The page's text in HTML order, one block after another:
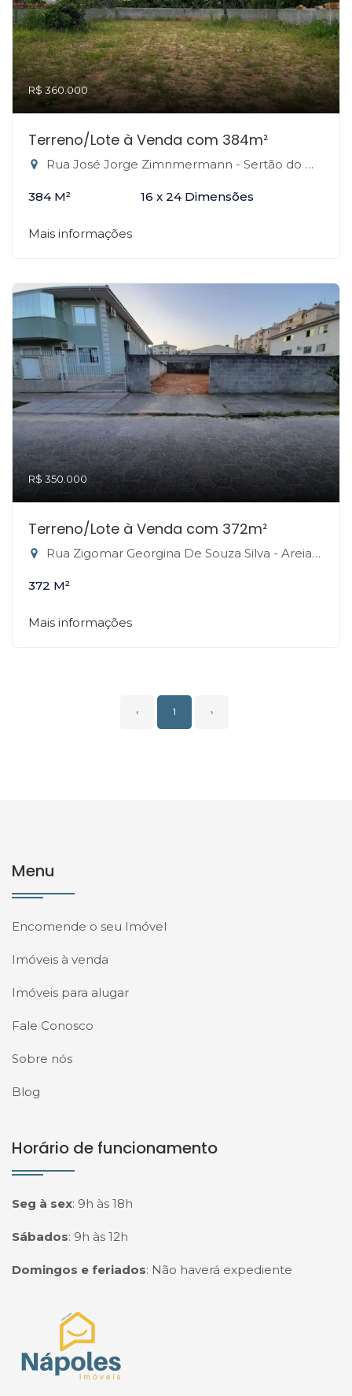
R$ 360.000
Terreno/Lote à Venda com 384m²
Rua José Jorge Zimnmermann - Sertão do Maruim, São José-SC
384 M² 16 x 24 Dimensões
Mais informações
R$ 350.000
Terreno/Lote à Venda com 372m²
Rua Zigomar Georgina De Souza Silva - Areias, São José-SC
372 M²
Mais informações
‹ 1 ›
Menu
Encomende o seu Imóvel
Imóveis à venda
Imóveis para alugar
Fale Conosco
Sobre nós
Blog
Horário de funcionamento
Seg à sex: 9h às 18h
Sábados: 9h às 12h
Domingos e feriados: Não haverá expediente
Página inicial